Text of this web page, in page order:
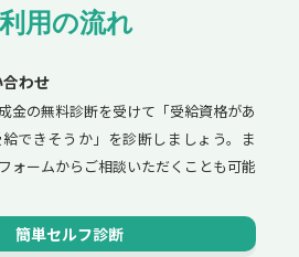
用の流れ
わせ
金の無料診断を受けて「受給資格があ
できそうか」を診断しましょう。ま
ォームからご相談いただくことも可能
簡単セルフ診断